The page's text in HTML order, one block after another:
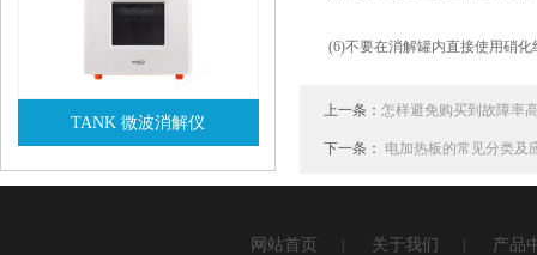
TANK 微波消解仪
查看详情
(6)不要在消解罐内直接使用硝化
上一条： 怎样避免购买到故障率
下一条： 电加热板的常见分类及
网站首页 关于我们 产品